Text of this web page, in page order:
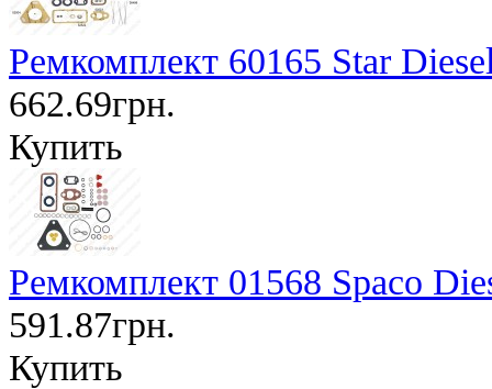
Ремкомплект 60165 Star
662.69грн.
Купить
Ремкомплект 01568 Spaco
591.87грн.
Купить